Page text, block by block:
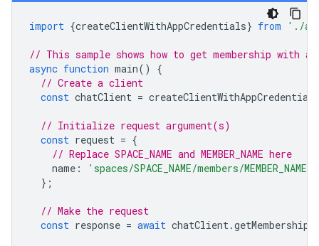
import {createClientWithAppCredentials} from './
// This sample shows how to get membership with
async function main()
{
// Create a client
const chatClient = createClientWithAppCredentials
// Initialize request argument(s)
const request = {
// Replace SPACE_NAME and MEMBER_NAME here
name : 'spaces/SPACE_NAME/members/MEMBER_NAME'
};
// Make the request
const response = await chatClient.getMembership